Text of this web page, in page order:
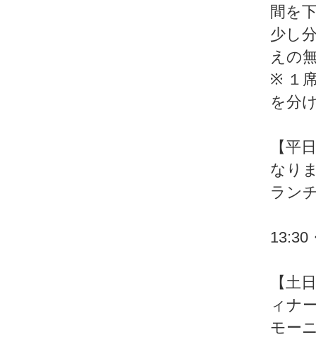
間を
少し
えの
※ １
を分
【平
なり
ラン
13:30
【土
ィナ
モー